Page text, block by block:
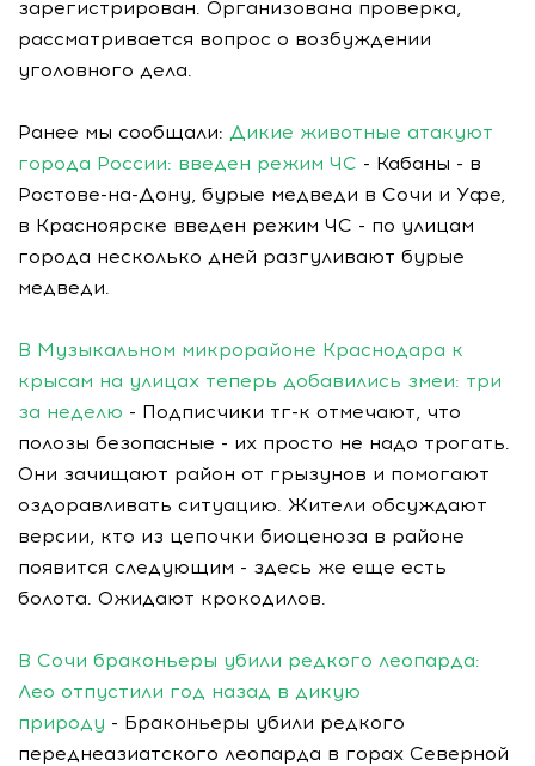
зарегистрирован. Организована проверка,
рассматривается вопрос о возбуждении
уголовного дела.
Ранее мы сообщали: Дикие животные атакуют
города России: введен режим ЧС - Кабаны - в
Ростове-на-Дону, бурые медведи в Сочи и Уфе,
в Красноярске введен режим ЧС - по улицам
города несколько дней разгуливают бурые
медведи.
В Музыкальном микрорайоне Краснодара к
крысам на улицах теперь добавились змеи: три
за неделю - Подписчики тг-к отмечают, что
полозы безопасные - их просто не надо трогать.
Они зачищают район от грызунов и помогают
оздоравливать ситуацию. Жители обсуждают
версии, кто из цепочки биоценоза в районе
появится следующим - здесь же еще есть
болота. Ожидают крокодилов.
В Сочи браконьеры убили редкого леопарда:
Лео отпустили год назад в дикую
природу - Браконьеры убили редкого
переднеазиатского леопарда в горах Северной